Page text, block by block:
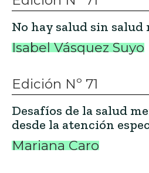
No hay salud sin salud
Isabel Vásquez Suyo
Edición Nº 71
Desafíos de la salud
desde la atención
Mariana Caro